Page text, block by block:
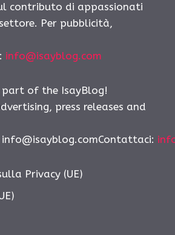
contributo di appassionati
Per pubblicità,
info@isayblog.com
part of the IsayBlog!
press releases and
Privacy (UE)